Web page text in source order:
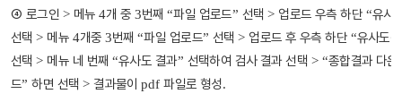
④ 로그인 > 메뉴4개 중 3번째“파일 업로드” 선택> 업로드 우측 하단 “유사
선택> 메뉴 4개중 3번째“파일 업로드” 선택> 업로드 후 우측 하단 “유사도
선택> 메뉴 네 번째 “유사도 결과” 선택하여 검사 결과 선택 > “종합결과 다운
드”하면 선택>결과물이pdf파일로 형성.